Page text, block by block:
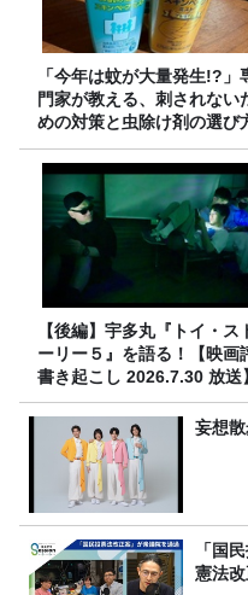
「今年は蚊が大量発生!?」
門家が教える、刺されない
めの対策と虫除け剤の選び
【後編】宇多丸『トイ・ス
ーリー５』を語る！【映画
書き起こし 2026.7.30 放送
妄想
「国
憲法